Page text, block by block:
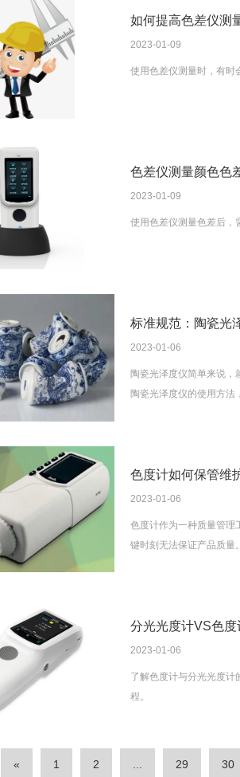
如何提高色差仪测
2023-01-09
使用色差仪测量时，有时
色差仪测量颜色色
2023-01-09
使用色差仪测量色差后，
标准规范：陶瓷光
2023-01-06
陶瓷光泽度仪​简单来说
陶瓷光泽度仪的使用方法
色度计如何保管维
2023-01-06
色度计作为一种质量管理
键时刻无法保证产品质量。
分光光度计VS色
2023-01-06
了解色度计与分光光度计
程。
« 1 2 29 30